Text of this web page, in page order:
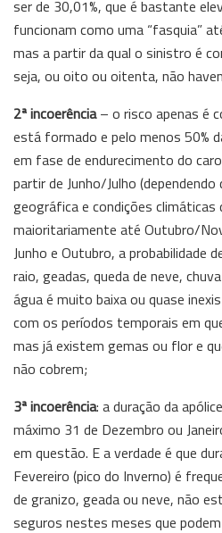
ser de 30,01%, que é bastante
funcionam como uma “fasquia”
mas a partir da qual o sinistro é
seja, ou oito ou oitenta, não
2ª incoerência– o risco apenas é
está formado e pelo menos 50%
em fase de endurecimento do
partir de Junho/Julho (dependendo
geográfica e condições climáticas
maioritariamente até Outubro/
Junho e Outubro, a probabilidade
raio, geadas, queda de neve,
água é muito baixa ou quase
com os períodos temporais em
mas já existem gemas ou flor e
não cobrem;
3ª incoerência: a duração da
máximo 31 de Dezembro ou
em questão. E a verdade é que
Fevereiro (pico do Inverno) é
de granizo, geada ou neve, não
seguros nestes meses que